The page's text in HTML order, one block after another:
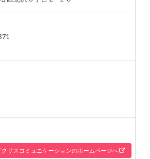
サスコミュニケーションのホームページへ